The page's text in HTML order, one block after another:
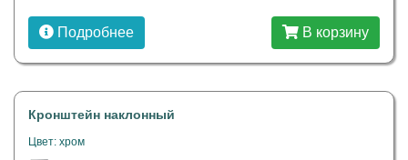
Подробнее В корзину
Кронштейн наклонный
Цвет: хром